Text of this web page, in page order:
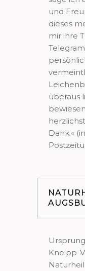
und
dieses
mir ihre
überaus
Dank.«
Kneipp-